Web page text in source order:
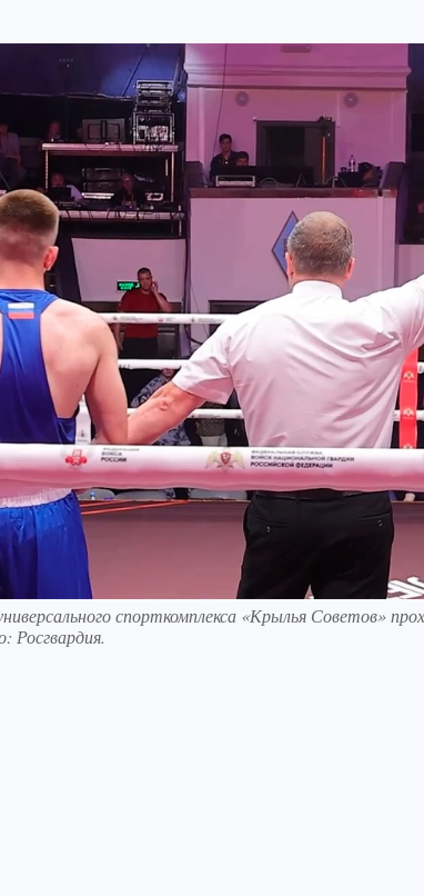
спорткомплекса «Крылья Советов»
Росгвардия.